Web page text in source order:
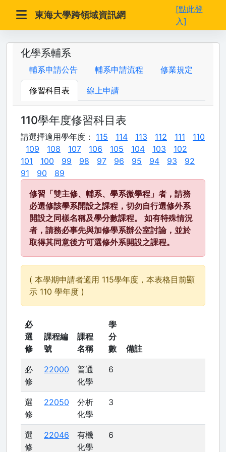
東海大學跨領域資訊網
[點此登
入]
化學系輔系
輔系申請公告 輔系申請流程 修業規定
修習科目表 線上申請
110學年度修習科目表
請選擇適用學年度： 115 114 113 112 111
110
109
108 107 106 105 104 103
102
101
100 99 98 97 96 95 94 93
92
91
90 89
修習「雙主修、輔系、學系微學程」者，請務
必選修該學系開設之課程，切勿自行選修外系
開設之同樣名稱及學分數課程。 如有特殊情況
者，請務必事先與加修學系辦公室討論，並於
取得其同意後方可選修外系開設之課程。
( 本學期申請者適用 115學年度，本表格目前顯
示 110 學年度 )
必
選
修
課程編
號
課程
名稱
學
分
數
備註
必
修
22000
普通
化學
6
選
修
22050
分析
化學
3
選
修
22046
有機
化學
6